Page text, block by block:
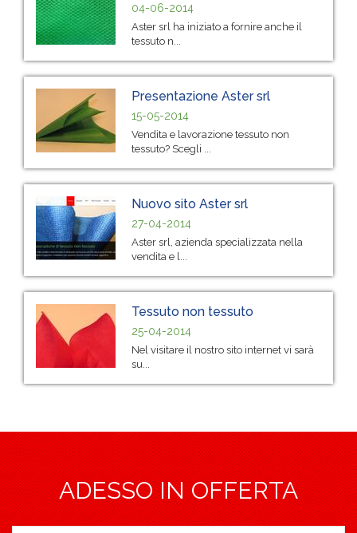
04-06-2014
Aster srl ha iniziato a fornire anche il
tessuto n...
Presentazione Aster srl
15-05-2014
Vendita e lavorazione tessuto non
tessuto? Scegli ...
Nuovo sito Aster srl
27-04-2014
Aster srl, azienda specializzata nella
vendita e l...
Tessuto non tessuto
25-04-2014
Nel visitare il nostro sito internet vi sarà
su...
ADESSO IN OFFERTA